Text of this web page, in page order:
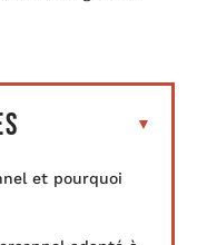
et pourquoi